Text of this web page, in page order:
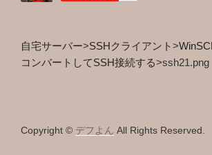
自宅サーバー>SSHクライアント>
コンバートしてSSH接続する>ssh21.png
Copyright © デフよん All Rights Reserved.